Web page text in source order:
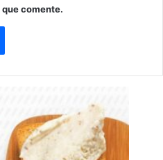
comente.